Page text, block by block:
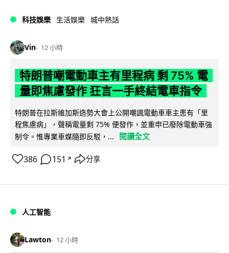
科技娛樂 生活娛樂 城中熱話
Vin 12 小時
特朗普嘲電動車主有里程病 剩 75% 電
量即焦慮發作 狂言一手終結電車指令
特朗普在拉斯維加斯造勢大會上公開嘲諷電動車車主患有「里
程焦慮病」，聲稱電量剩 75% 便發作，並重申已廢除電動車強
制令。惟專業車媒隨即反駁，...
閱讀全文
386 151 ↗ 分享
人工智能
Lawton 12 小時